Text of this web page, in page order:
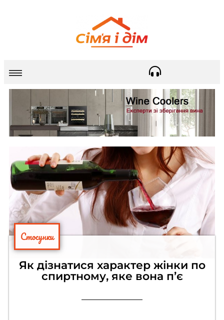
Стосунки
Як дізнатися характер жінки по
спиртному, яке вона п’є